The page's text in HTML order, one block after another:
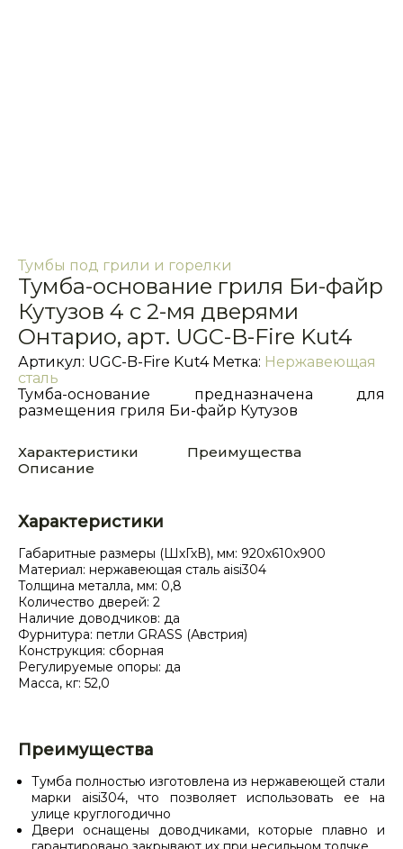
Тумбы под грили и горелки
Тумба-основание гриля Би-файр
Кутузов 4 с 2-мя дверями
Онтарио, арт. UGC-B-Fire Kut4
Артикул: UGC-B-Fire Kut4 Метка: Нержавеющая
сталь
Тумба-основание предназначена для
размещения гриля Би-файр Кутузов
Характеристики
Преимущества
Описание
Характеристики
Габаритные размеры (ШхГхВ), мм: 920х610х900
Материал: нержавеющая сталь aisi304
Толщина металла, мм: 0,8
Количество дверей: 2
Наличие доводчиков: да
Фурнитура: петли GRASS (Австрия)
Конструкция: сборная
Регулируемые опоры: да
Масса, кг: 52,0
Преимущества
Тумба полностью изготовлена из нержавеющей стали
марки aisi304, что позволяет использовать ее на
улице круглогодично
Двери оснащены доводчиками, которые плавно и